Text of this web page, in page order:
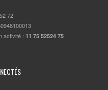
72
activité : 11 75 52524 75